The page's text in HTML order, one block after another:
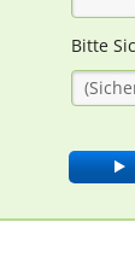
Bitte